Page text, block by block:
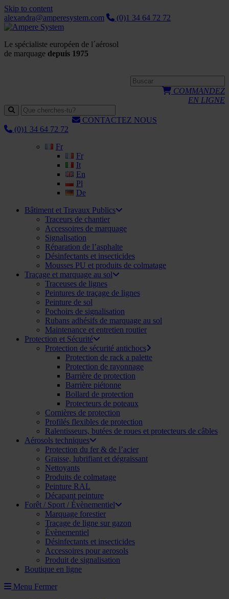
Skip to content
alexandra@amperesystem.com
(0)1 34 64 72 72
Le spécialiste européen de l´aérosol
de marquage depuis 1975
COMMANDEZ
EN LIGNE
CONTACTEZ NOUS
(0)1 34 64 72 72
Fr
Fr
It
En
Pl
De
Bâtiment et Travaux Publics
Traceurs de chantier
Accessoires de marquage
Signalisation
Réparation de l’asphalte
Désinfectants et insecticides
Mousses PU et produits de colmatage
Traçage et marquage au sol
Traceuses de lignes
Peintures de traçage de lignes
Peinture de sol
Pochoirs de signalisation
Rubans adhésifs de marquage au sol
Maintenance et entretien routier
Protection et Sécurité
Protection de sécurité antichocs
Protection de rack a palette
Protection de rayonnage
Barrière de protection
Barrière piétonne
Bollard de protection
Protecteurs de poteaux
Cornières de protection
Profilés flexibles de protection
Ralentisseurs, butées de roues et protecteurs de câbles
Aérosols techniques
Protection du fer & de l’acier
Graisse, lubrifiant et dégraissant
Nettoyants
Produits de colmatage
Peinture RAL
Décapant peinture
Forêt / Sport / Évènementiel
Marquage forestier
Traçage de ligne sur gazon
Évènementiel
Désinfectants et insecticides
Accessoires pour aerosols
Produit de signalisation
Boutique en ligne
Menu Fermer